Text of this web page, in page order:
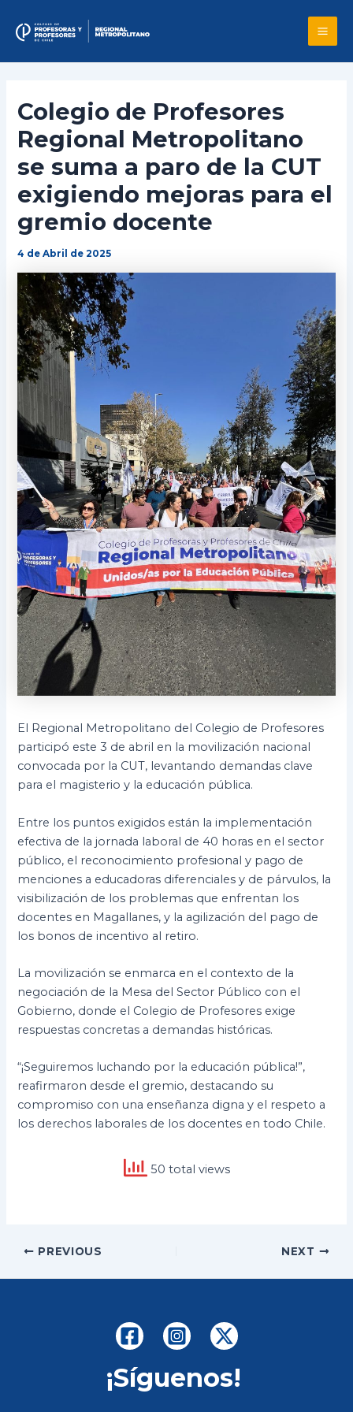
content
Colegio de Profesores
Regional Metropolitano
se suma a paro de la CUT
exigiendo mejoras para el
gremio docente
4 de Abril de 2025
El Regional Metropolitano del Colegio de Profesores
participó este 3 de abril en la movilización nacional
convocada por la CUT, levantando demandas clave
para el magisterio y la educación pública.
Entre los puntos exigidos están la implementación
efectiva de la jornada laboral de 40 horas en el sector
público, el reconocimiento profesional y pago de
menciones a educadoras diferenciales y de párvulos, la
visibilización de los problemas que enfrentan los
docentes en Magallanes, y la agilización del pago de
los bonos de incentivo al retiro.
La movilización se enmarca en el contexto de la
negociación de la Mesa del Sector Público con el
Gobierno, donde el Colegio de Profesores exige
respuestas concretas a demandas históricas.
“¡Seguiremos luchando por la educación pública!”,
reafirmaron desde el gremio, destacando su
compromiso con una enseñanza digna y el respeto a
los derechos laborales de los docentes en todo Chile.
50 total views
Post PREVIOUS NEXT
¡Síguenos!